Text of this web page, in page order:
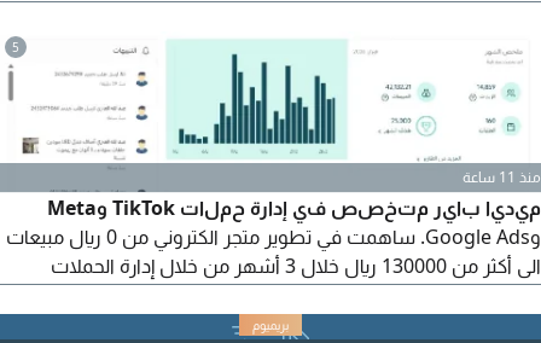
مطاعم وكافيهات - محلات - شركات خدمات ومقاولات - مشاريع
ناشئة
5
منذ 11 ساعة
ميديا باير متخصص في إدارة حملات TikTok وMeta
وGoogle Ads. ساهمت في تطوير متجر الكتروني من 0 ريال مبيعات
الى أكثر من 130000 ريال خلال 3 أشهر من خلال إدارة الحملات
تحليل البيانات تحسين العائد الاعلاني متاح للعمل عن بعد أو حضوري